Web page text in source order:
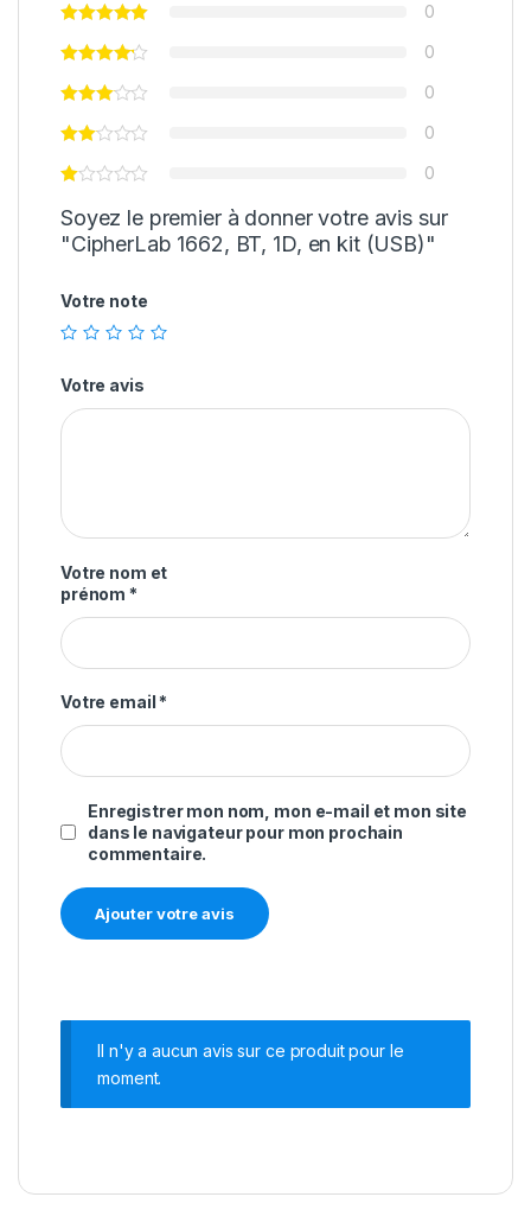
0
0
0
0
0
Soyez le premier à donner votre avis sur
"CipherLab 1662, BT, 1D, en kit (USB)"
Votre note
Votre avis
Votre nom et
prénom *
Votre email *
Enregistrer mon nom, mon e-mail et mon site
dans le navigateur pour mon prochain
commentaire.
Il n'y a aucun avis sur ce produit pour le
moment.